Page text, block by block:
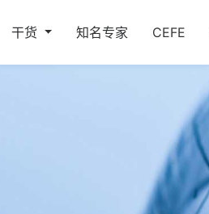
干货 知名专家 CEFE